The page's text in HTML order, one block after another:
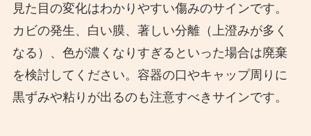
見た目の変化はわかりやすい傷みのサインです。
カビの発生、白い膜、著しい分離（上澄みが多く
なる）、色が濃くなりすぎるといった場合は廃棄
を検討してください。容器の口やキャップ周りに
黒ずみや粘りが出るのも注意すべきサインです。